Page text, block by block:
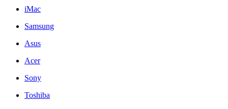
iMac
Samsung
Asus
Acer
Sony
Toshiba